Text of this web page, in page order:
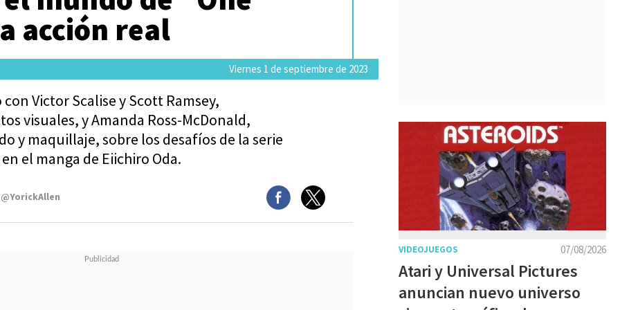
acción real
Viernes 1 de septiembre de 2023
Victor Scalise y Scott Ramsey,
visuales, y Amanda Ross-McDonald,
y maquillaje, sobre los desafíos de la serie
el manga de Eiichiro Oda.
07/08/2026
VIDEOJUEGOS
Atari y Universal Pictures
anuncian nuevo universo